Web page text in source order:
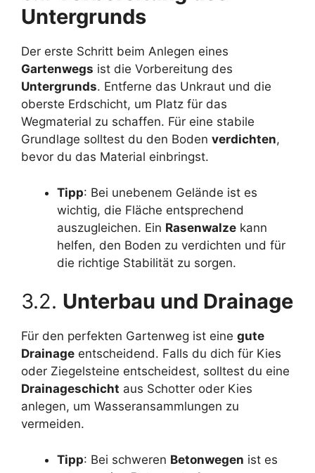
Untergrunds
Der erste Schritt beim Anlegen eines
Gartenwegs ist die Vorbereitung des
Untergrunds. Entferne das Unkraut und die
oberste Erdschicht, um Platz für das
Wegmaterial zu schaffen. Für eine stabile
Grundlage solltest du den Boden verdichten,
bevor du das Material einbringst.
Tipp: Bei unebenem Gelände ist es
wichtig, die Fläche entsprechend
auszugleichen. Ein Rasenwalze kann
helfen, den Boden zu verdichten und für
die richtige Stabilität zu sorgen.
3.2. Unterbau und Drainage
Für den perfekten Gartenweg ist eine gute
Drainage entscheidend. Falls du dich für Kies
oder Ziegelsteine entscheidest, solltest du eine
Drainageschicht aus Schotter oder Kies
anlegen, um Wasseransammlungen zu
vermeiden.
Tipp: Bei schweren Betonwegen ist es